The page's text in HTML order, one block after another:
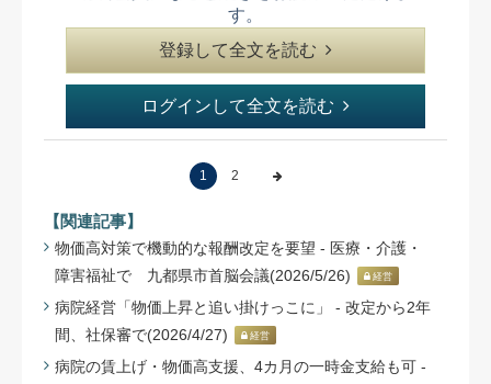
す。
登録して全文を読む
ログインして全文を読む
1 2
【関連記事】
物価高対策で機動的な報酬改定を要望 - 医療・介護・
障害福祉で 九都県市首脳会議(2026/5/26)
経営
病院経営「物価上昇と追い掛けっこに」 - 改定から2年
間、社保審で(2026/4/27)
経営
病院の賃上げ・物価高支援、4カ月の一時金支給も可 -